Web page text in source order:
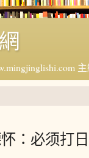
：必须打